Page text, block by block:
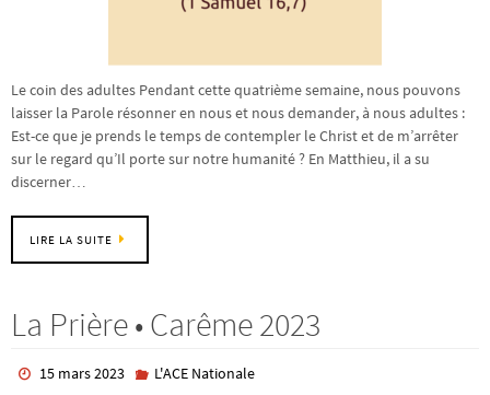
Le coin des adultes Pendant cette quatrième semaine, nous pouvons
laisser la Parole résonner en nous et nous demander, à nous adultes :
Est-ce que je prends le temps de contempler le Christ et de m’arrêter
sur le regard qu’Il porte sur notre humanité ? En Matthieu, il a su
discerner…
LIRE LA SUITE
La Prière • Carême 2023
15 mars 2023 L'ACE Nationale